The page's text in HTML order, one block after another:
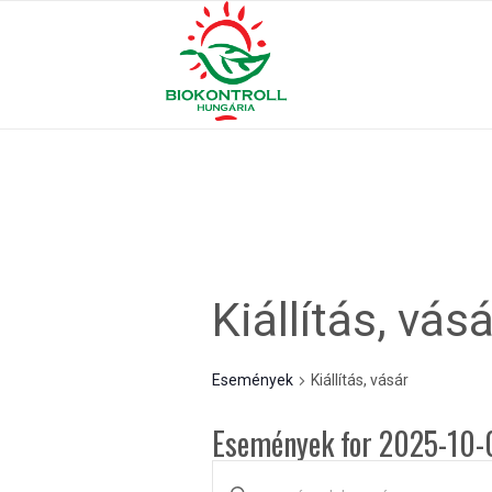
Kiállítás,
Események Kiállítás, vásár
Események for 2025-
Események